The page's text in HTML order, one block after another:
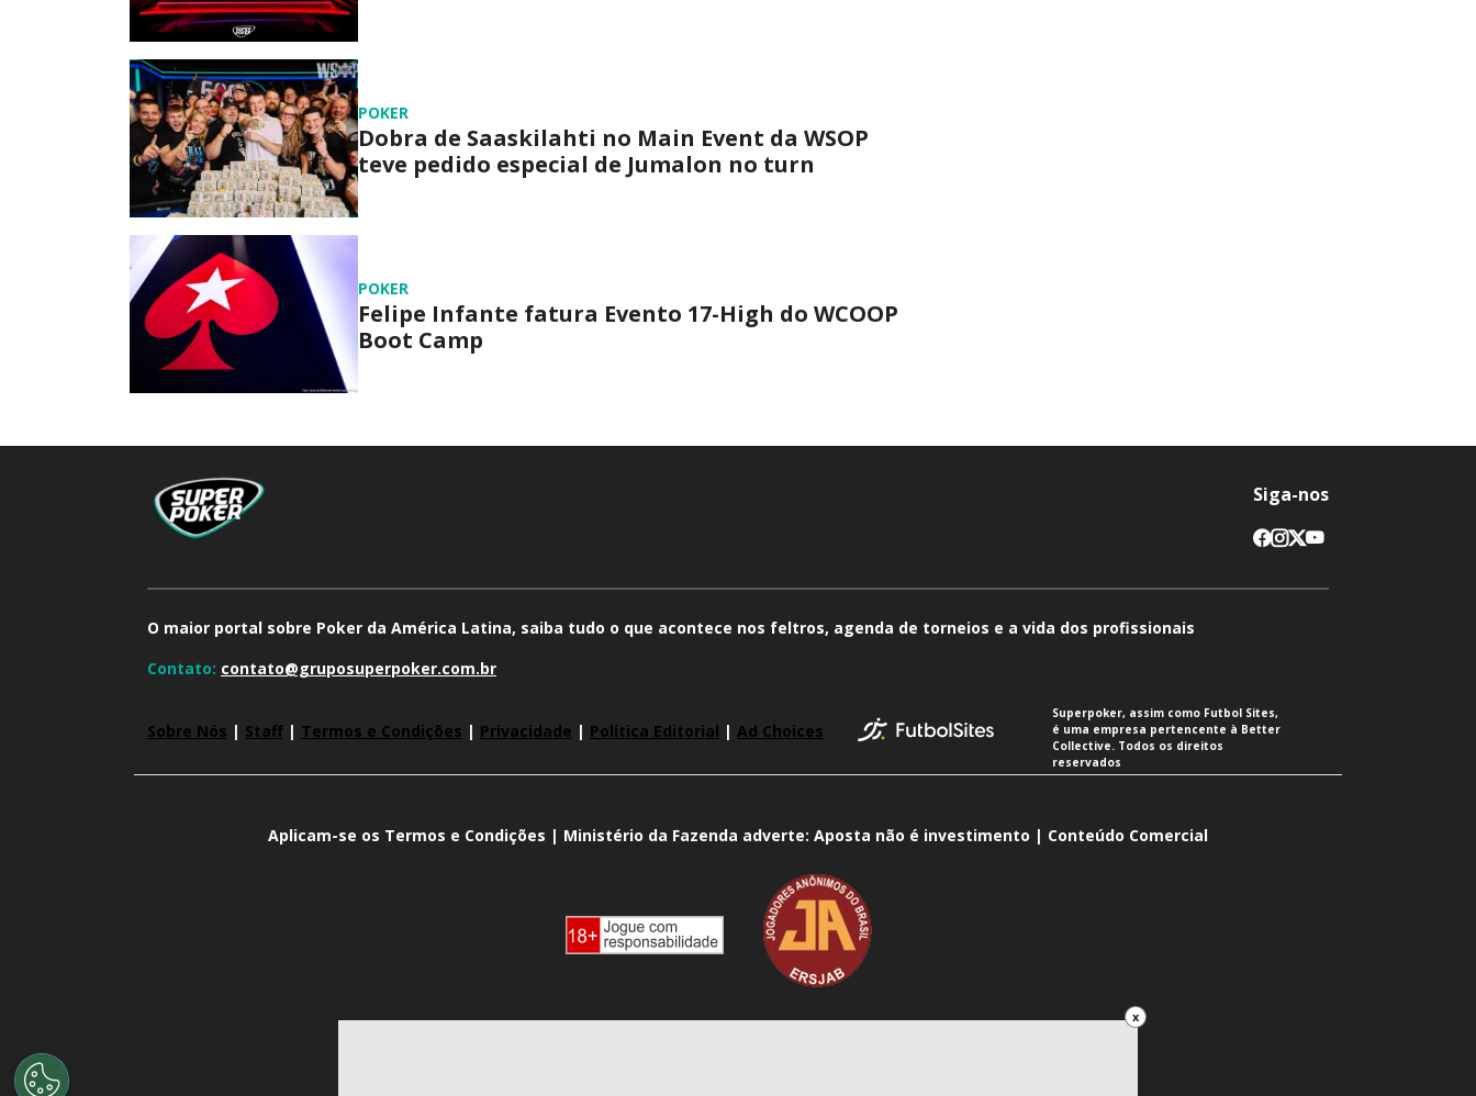
POKER
Dobra de Saaskilahti no Main Event da WSOP
teve pedido especial de Jumalon no turn
POKER
Felipe Infante fatura Evento 17-High do WCOOP
Boot Camp
x
Siga-nos
O maior portal sobre Poker da América Latina, saiba tudo o que acontece nos feltros, agenda de torneios e a vida dos profissionais
Contato: contato@gruposuperpoker.com.br
Sobre Nós | Staff | Termos e Condições | Privacidade | Política Editorial | Ad Choices
Superpoker, assim como Futbol Sites,
é uma empresa pertencente à Better
Collective. Todos os direitos
reservados
Aplicam-se os Termos e Condições | Ministério da Fazenda adverte: Aposta não é investimento | Conteúdo Comercial